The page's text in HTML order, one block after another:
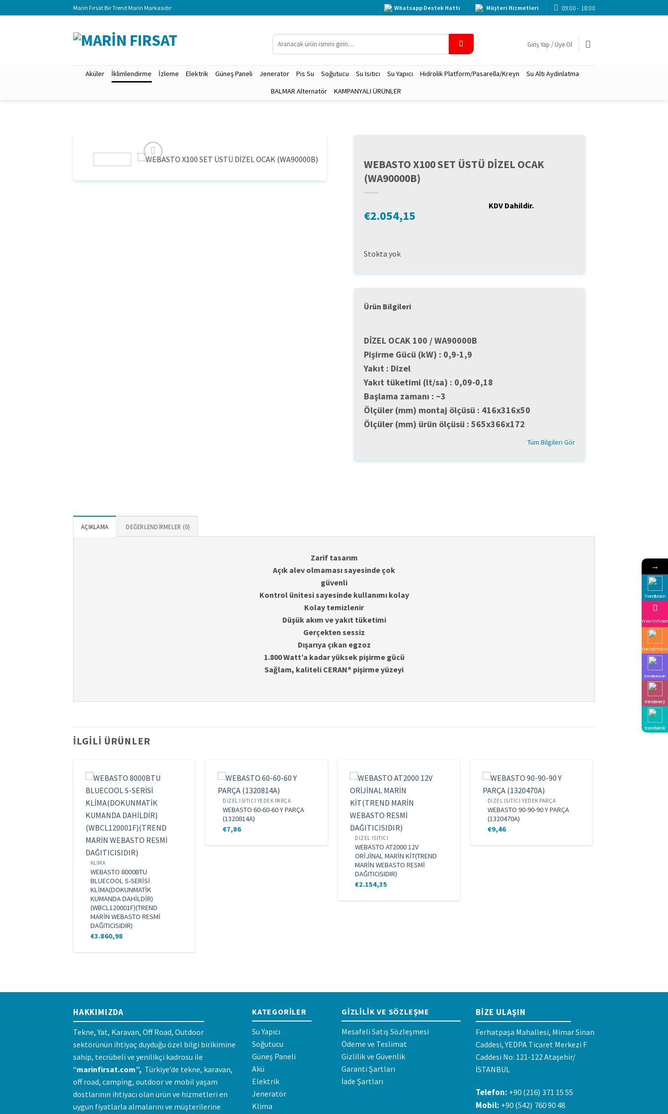
atla
Marin Fırsat Bir Trend Marin Markasıdır Whatsapp Destek Hattı Müşteri Hizmetleri 09:00 - 18:00
Ara:
Giriş Yap / Üye Ol
Aküler İklimlendirme İzleme Elektrik Güneş Paneli Jenerator Pis Su Soğutucu Su Isıtıcı Su Yapıcı Hidrolik Platform/Pasarella/Kreyn
Su Altı Aydınlatma
BALMAR Alternatör
KAMPANYALI ÜRÜNLER
WEBASTO X100 SET ÜSTÜ DİZEL OCAK
(WA90000B)
€2.054,15
KDV Dahildir.
Stokta yok
Ürün Bilgileri
DİZEL OCAK 100 / WA90000B
Pişirme Gücü (kW) : 0,9-1,9
Yakıt : Dizel
Yakıt tüketimi (lt/sa) : 0,09-0,18
Başlama zamanı : ~3
Ölçüler (mm) montaj ölçüsü : 416x316x50
Ölçüler (mm) ürün ölçüsü : 565x366x172
Tüm Bilgileri Gör
AÇIKLAMA DEĞERLENDIRMELER (0)
Zarif tasarım
Açık alev olmaması sayesinde çok
güvenli
Kontrol ünitesi sayesinde kullanımı kolay
Kolay temizlenir
Düşük akım ve yakıt tüketimi
Gerçekten sessiz
Dışarıya çıkan egzoz
1.800 Watt’a kadar yüksek pişirme gücü
Sağlam, kaliteli CERAN® pişirme yüzeyi
İLGILI ÜRÜNLER
KLIMA
WEBASTO 8000BTU
BLUECOOL S-SERİSİ
KLİMA(DOKUNMATİK
KUMANDA DAHİLDİR)
(WBCL120001F)(TREND
MARİN WEBASTO RESMİ
DAĞITICISIDIR)
€3.860,98
DIZEL ISITICI YEDEK PARÇA
WEBASTO 60-60-60 Y PARÇA
(1320814A)
€7,86
DIZEL ISITICI
WEBASTO AT2000 12V
ORİJİNAL MARİN KİT(TREND
MARİN WEBASTO RESMİ
DAĞITICISIDIR)
€2.154,35
DIZEL ISITICI YEDEK PARÇA
WEBASTO 90-90-90 Y PARÇA
(1320470A)
€9,46
HAKKIMIZDA
Tekne, Yat, Karavan, Off Road, Outdoor
sektörünün ihtiyaç duyduğu özel bilgi birikimine
sahip, tecrübeli ve yenilikçi kadrosu ile
“marinfirsat.com”, Türkiye’de tekne, karavan,
off road, camping, outdoor ve mobil yaşam
dostlarının ihtiyacı olan ürün ve hizmetleri en
uygun fiyatlarla almalarını ve müşterilerine
KATEGORILER
Su Yapıcı
Soğutucu
Güneş Paneli
Akü
Elektrik
Jeneratör
Klima
GIZLILIK VE SÖZLEŞME
Mesafeli Satış Sözleşmesi
Ödeme ve Teslimat
Gizlilik ve Güvenlik
Garanti Şartları
İade Şartları
BIZE ULAŞIN
Ferhatpaşa Mahallesi, Mimar Sinan
Caddesi, YEDPA Ticaret Merkezi F
Caddesi No: 121-122 Ataşehir/
İSTANBUL
Telefon: +90 (216) 371 15 55
Mobil: +90 (542) 760 90 48
→
TrendMarin
trendkaravan
trendenerji
trendteknik